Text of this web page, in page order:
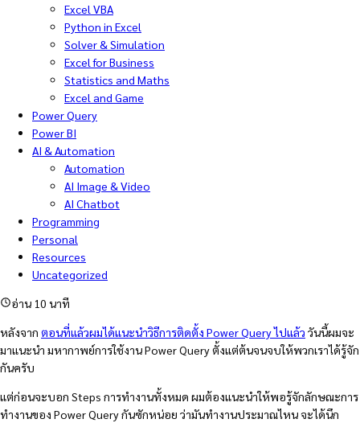
Excel VBA
Python in Excel
Solver & Simulation
Excel for Business
Statistics and Maths
Excel and Game
Power Query
Power BI
AI & Automation
Automation
AI Image & Video
AI Chatbot
Programming
Personal
Resources
Uncategorized
อ่าน 10 นาที
หลังจาก ตอนที่แล้วผมได้แนะนำวิธีการติดตั้ง Power Query ไปแล้ว วันนี้ผมจะ
มาแนะนำ มหากาพย์การใช้งาน Power Query ตั้งแต่ต้นจนจบให้พวกเราได้รู้จัก
กันครับ
แต่ก่อนจะบอก Steps การทำงานทั้งหมด ผมต้องแนะนำให้พอรู้จักลักษณะการ
ทำงานของ Power Query กันซักหน่อย ว่ามันทำงานประมาณไหน จะได้นึก